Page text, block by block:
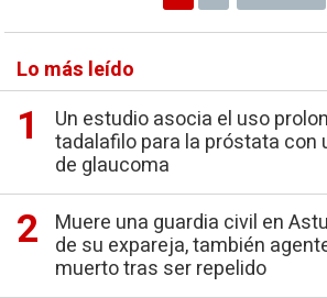
Lo más leído
Un estudio asocia el uso
tadalafilo para la próstata con
de glaucoma
Muere una guardia civil en
de su expareja, también
muerto tras ser repelido